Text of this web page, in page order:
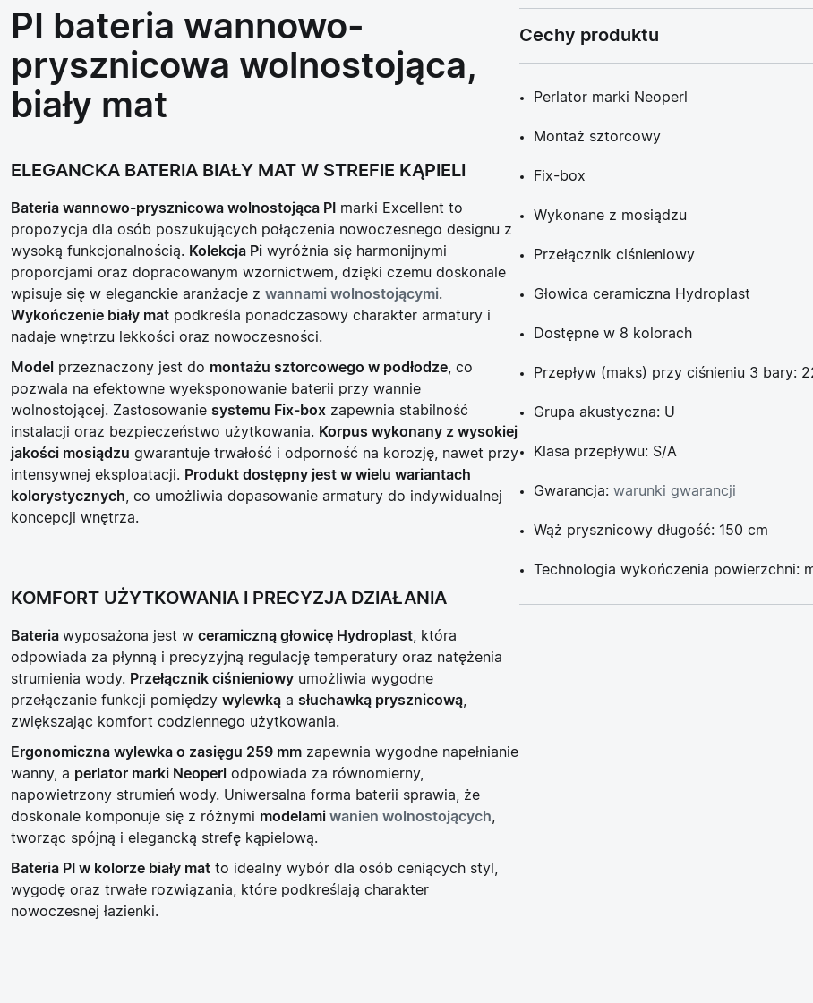
PI bateria wannowo-
prysznicowa wolnostojąca,
biały mat
ELEGANCKA BATERIA BIAŁY MAT W STREFIE KĄPIELI
Bateria wannowo-prysznicowa wolnostojąca PI
marki Excellent to
propozycja dla osób poszukujących połączenia nowoczesnego designu z
wysoką funkcjonalnością. Kolekcja Pi wyróżnia się harmonijnymi
proporcjami oraz dopracowanym wzornictwem, dzięki czemu doskonale
wpisuje się w eleganckie aranżacje z wannami wolnostojącymi.
Wykończenie biały mat podkreśla ponadczasowy charakter armatury i
nadaje wnętrzu lekkości oraz nowoczesności.
Model przeznaczony jest do montażu sztorcowego w podłodze , co
pozwala na efektowne wyeksponowanie baterii przy wannie
wolnostojącej. Zastosowanie systemu Fix-box zapewnia stabilność
instalacji oraz bezpieczeństwo użytkowania. Korpus wykonany z wysokiej
jakości mosiądzu gwarantuje trwałość i odporność na korozję, nawet przy
intensywnej eksploatacji. Produkt dostępny jest w wielu wariantach
kolorystycznych , co umożliwia dopasowanie armatury do indywidualnej
koncepcji wnętrza.
KOMFORT UŻYTKOWANIA I PRECYZJA DZIAŁANIA
Bateria wyposażona jest w ceramiczną głowicę Hydroplast , która
odpowiada za płynną i precyzyjną regulację temperatury oraz natężenia
strumienia wody. Przełącznik ciśnieniowy umożliwia wygodne
przełączanie funkcji pomiędzy wylewką a słuchawką prysznicową
zwiększając komfort codziennego użytkowania.
Ergonomiczna wylewka o zasięgu 259 mm zapewnia wygodne napełnianie
wanny, a perlator marki Neoperl odpowiada za równomierny,
napowietrzony strumień wody. Uniwersalna forma baterii sprawia, że
doskonale komponuje się z różnymi modelami wanien wolnostojących
tworząc spójną i elegancką strefę kąpielową.
Bateria PI w kolorze biały mat to idealny wybór dla osób ceniących styl,
wygodę oraz trwałe rozwiązania, które podkreślają charakter
nowoczesnej łazienki.
Cechy produktu
Perlator marki Neoperl
Montaż sztorcowy
Fix-box
Wykonane z mosiądzu
Przełącznik ciśnieniowy
Głowica ceramiczna Hydroplast
Dostępne w 8 kolorach
Przepływ (maks) przy ciśnieniu 3 bary:
Grupa akustyczna: U
Klasa przepływu: S/A
Gwarancja: warunki gwarancji
Wąż prysznicowy długość: 150 cm
Technologia wykończenia powierzchni: